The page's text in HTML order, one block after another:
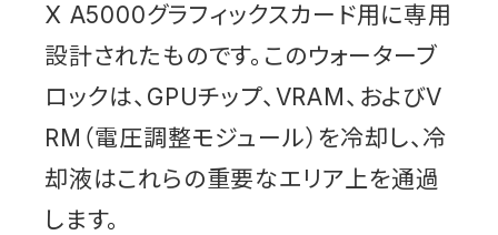
X A5000グラフィックスカード用に専用
設計されたものです。このウォーターブ
ロックは、GPUチップ、VRAM、およびV
RM（電圧調整モジュール）を冷却し、冷
却液はこれらの重要なエリア上を通過
します。